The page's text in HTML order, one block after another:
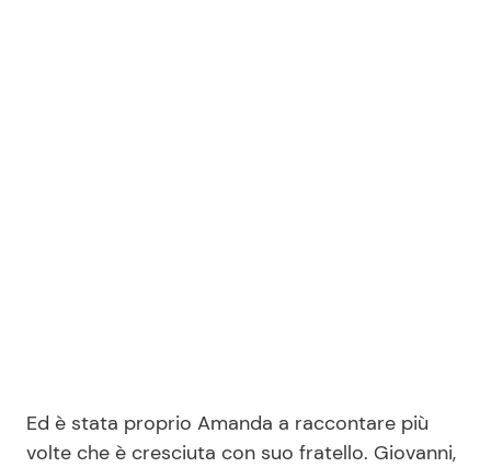
Ed è stata proprio Amanda a raccontare più
volte che è cresciuta con suo fratello. Giovanni,